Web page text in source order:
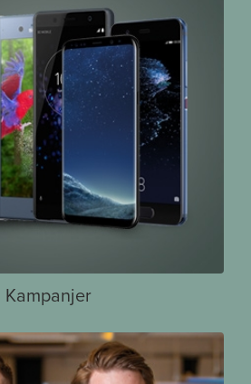
Kampanjer